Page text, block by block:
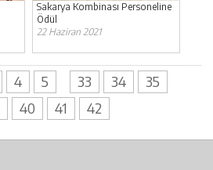
Sakarya Kombinası Personeline
Ödül
22 Haziran 2021
4 5 33 34
35
40 41 42